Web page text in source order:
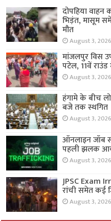
दोपहिया वाहन
भिड़ंत, मासूम
मौत
August 3, 2026
मांजलपुर विस
पटेल, 11वें
August 3, 2026
हंगामे के बीच
बजे तक स्थगित
August 3, 2026
ऑनलाइन जॉब
पहली झलक
August 3, 2026
JPSC Exam
रांची समेत कई
August 3, 2026